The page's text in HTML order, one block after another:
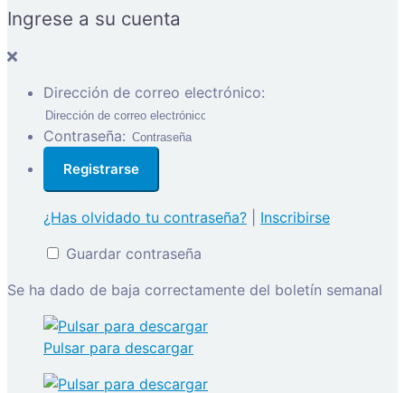
Ingrese a su cuenta
Dirección de correo electrónico:
Contraseña:
¿Has olvidado tu contraseña?
Inscribirse
Guardar contraseña
Se ha dado de baja correctamente del boletín semanal
Pulsar para descargar